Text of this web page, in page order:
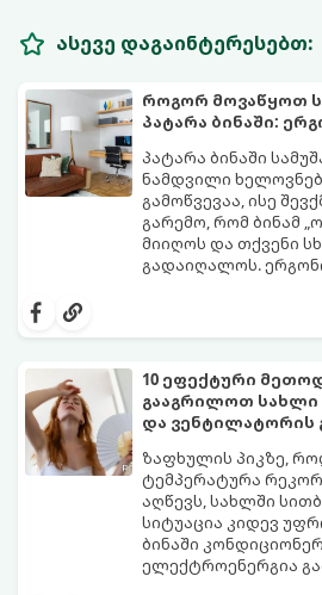
ასევე დაგაინტერესებთ:
როგორ მოვაწყოთ
პატარა ბინაში:
პატარა ბინაში
ნამდვილი
გამოწვევაა, ისე
გარემო, რომ ბინამ
მიიღოს და თქვენი
გადაიღალოს.
10 ეფექტური
გააგრილოთ სახლი
და ვენტილატორის
ზაფხულის პიკზე,
ტემპერატურა
აღწევს, სახლში
სიტუაცია კიდევ
ბინაში
ელექტროენერგია